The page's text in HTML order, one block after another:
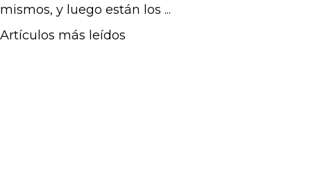
mismos, y luego están los ...
Artículos más leídos